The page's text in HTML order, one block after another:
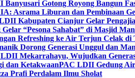
Banyusari Gotong Royong Bangun
Asrama Liburan dan Pembinaan
Kabupaten Cianjur Gelar
“Pesona Sahabat” di Masjid
Refreshing ke Air Terjun Celak di
Dorong Generasi Unggul dan
Mekarrahayu, Wujudkan
dan KetakwaanPAC LDII Gedung Air
Prafi Perdalam Ilmu Sholat